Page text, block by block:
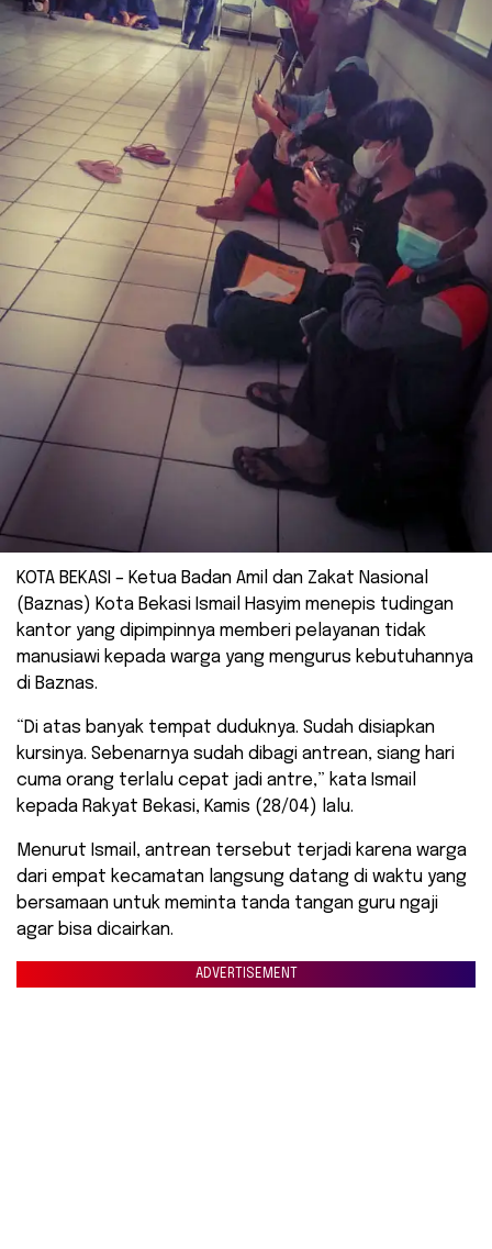
KOTA BEKASI – Ketua Badan Amil dan Zakat Nasional
(Baznas) Kota Bekasi Ismail Hasyim menepis tudingan
kantor yang dipimpin­nya memberi pelayanan tidak
manusiawi kepada warga yang mengurus kebutuhannya
di Baznas.
“Di atas banyak tempat duduknya. Sudah disiapkan
kursinya. Sebenarnya sudah dibagi antrean, siang hari
cuma orang terlalu cepat jadi antre,” kata Ismail
kepada Rakyat Bekasi, Kamis (28/04) lalu.
Menurut Ismail, antrean tersebut terjadi karena warga
dari empat kecamatan langsung datang di waktu yang
bersamaan untuk meminta tanda tangan guru ngaji
agar bisa dicairkan.
ADVERTISEMENT